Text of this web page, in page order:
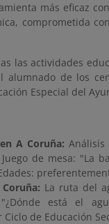
más eficaz
comprometida
las actividades
alumnado de los
Especial del
A Coruña:
de mesa: "La
La ruta del
está el
de Educación